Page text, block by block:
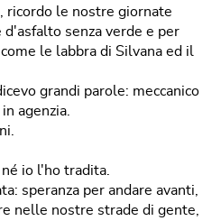
ricordo le nostre giornate
senza verde e per
le labbra di Silvana ed il
grandi parole: meccanico
agenzia.
io l'ho tradita.
speranza per andare avanti,
nelle nostre strade di gente,